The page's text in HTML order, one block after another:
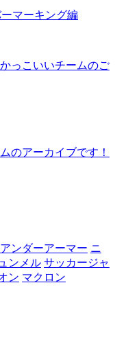
っこいいチームのご
のアーカイブです！
アンダーアーマー ニ
ンメル サッカージャ
ン マクロン